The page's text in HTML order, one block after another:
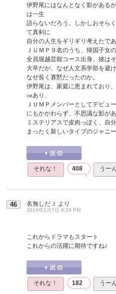
伊野尾にはなんとなく影がある
は一生
語らないだろう。しかしおそら
て真剣に
自分の人生をギリギリ考えたで
ＪＵＭＰ９名のうち、帰国子女
全員堀越芸能コース出身。彼は
大卒だが、なぜ人文系学部を避け
なぜ長く寡黙だったのか。
伊野尾は、家庭に恵まれており
㎝あり、
ＪＵＭＰメンバーとしてデビュ
にもかかわらず、不思議な影があ
ミステリアスで皮肉っぽく、自
まったく新しいタイプのジャニ
それな！ 408 うー
46 名無しだＪ より
2016年2月7日 8:28 PM
これからドラマもスタート
これからの活躍に期待ですね♪
それな！ 182 うー